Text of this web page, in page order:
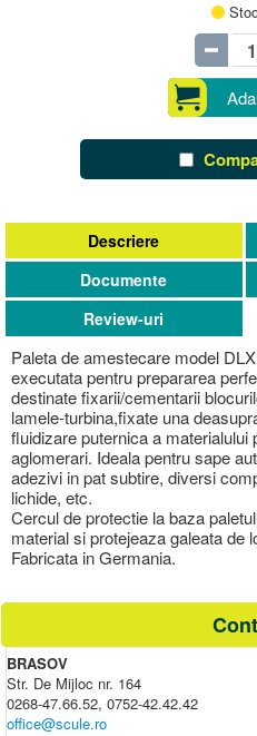
Descriere
Paleta de amestecare model
executata pentru prepararea
destinate fixarii/cementarii
lamele-turbina,fixate una
fluidizare puternica a
aglomerari. Ideala pentru sape
adezivi in pat subtire, diversi
lichide, etc.
Cercul de protectie la baza
material si protejeaza galeata de
Fabricata in Germania.
Documente
Review-uri
BRASOV
Str. De Mijloc nr. 164
0268-47.66.52, 0752-42.42.42
office@scule.ro